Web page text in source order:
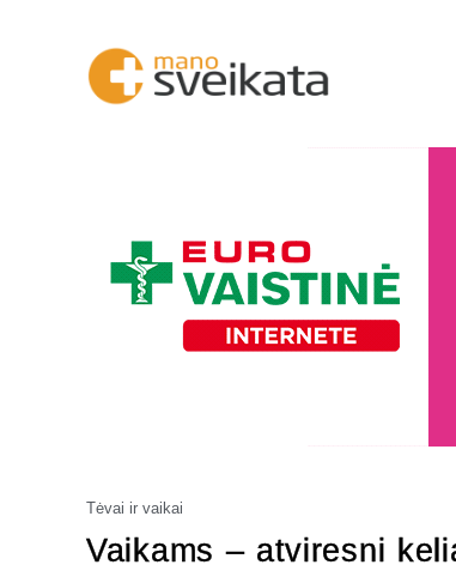
Tėvai ir vaikai
Vaikams – atviresni